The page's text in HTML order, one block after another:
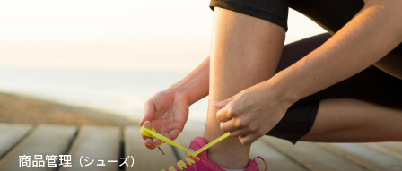
商品管理 （シューズ）